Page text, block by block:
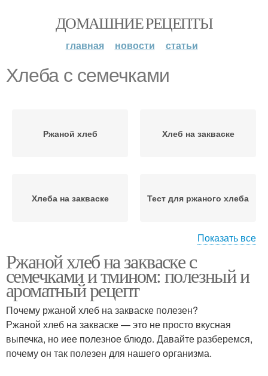
ДОМАШНИЕ РЕЦЕПТЫ
главная новости статьи
Хлеба с семечками
Ржаной хлеб Хлеб на закваске
Хлеба на закваске Тест для ржаного хлеба
Тесто для ржаного
хлеба
Хлеб с семенами
Полезный хлеб Хлеб с семечками
Показать все
Ржаной хлеб на закваске с
семечками и тмином: полезный и
ароматный рецепт
Почему ржаной хлеб на закваске полезен?
Ржаной хлеб на закваске — это не просто вкусная
выпечка, но иее полезное блюдо. Давайте разберемся,
почему он так полезен для нашего организма.